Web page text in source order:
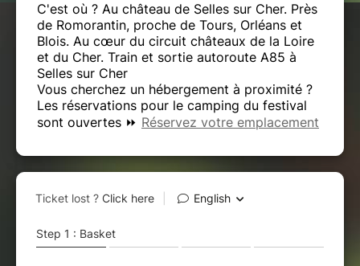
C'est où ? Au château de Selles sur Cher. Près
de Romorantin, proche de Tours, Orléans et
Blois. Au cœur du circuit châteaux de la Loire
et du Cher. Train et sortie autoroute A85 à
Selles sur Cher
Vous cherchez un hébergement à proximité ?
Les réservations pour le camping du festival
sont ouvertes ⏩ Réservez votre emplacement